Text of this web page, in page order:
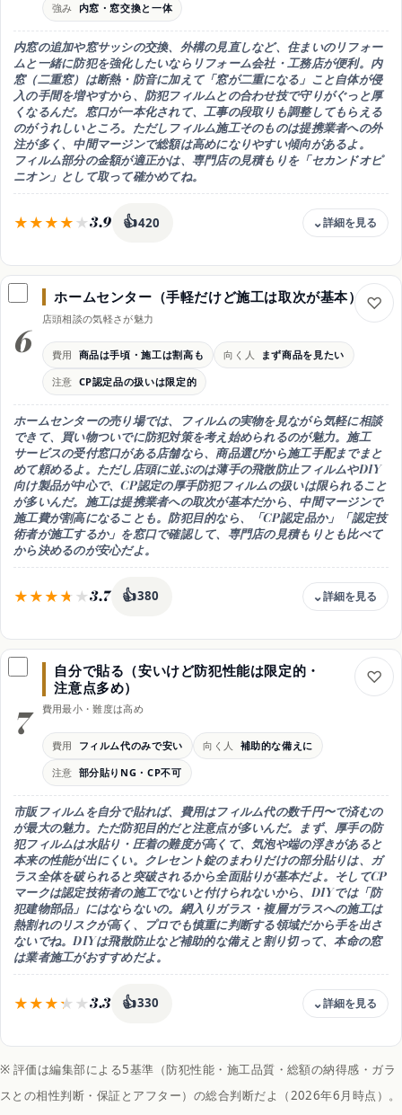
コツ
フィルム単体の価格は専門店と比較
向き
防犯をまるごと任せたい人
強み 内窓・窓交換と一体
内窓の追加や窓サッシの交換、外構の見直しなど、 住まいのリフォー
ムと一緒に防犯を強化したいならリフォーム会社・工務店が便利。内
窓（二重窓）は断熱・防音に加えて「窓が二重になる」こと自体が侵
入の手間を増やすから、防犯フィルムとの合わせ技で守りがぐっと厚
くなるんだ。窓口が一本化されて、工事の段取りも調整してもらえる
のがうれしいところ。ただしフィルム施工そのものは提携業者への外
注が多く、 中間マージンで総額は高めになりやすい傾向があるよ。
フィルム部分の金額が適正かは、専門店の見積もりを「セカンドオピ
ニオン」として取って確かめてね。
3.9 👍420
費用感
外注が多く高めになりやすい
強み
内窓・窓交換と一体の防犯設計
注意
フィルムの製品・施工者を確認
コツ
専門店見積もりで適正価格を確認
向き
断熱・防音も一緒に解決したい人
6
ホームセンター（手軽だけど施工は取次が基本）
店頭相談の気軽さが魅力
費用 商品は手頃・施工は割高も 向く人
まず商品を見たい
注意 CP認定品の扱いは限定的
ホームセンターの売り場では、フィルムの実物を見ながら気軽に相談
できて、 買い物ついでに防犯対策を考え始められるのが魅力。施工
サービスの受付窓口がある店舗なら、商品選びから施工手配までまと
めて頼めるよ。ただし店頭に並ぶのは薄手の飛散防止フィルムやDIY
向け製品が中心で、CP認定の厚手防犯フィルムの扱いは限られること
が多いんだ。施工は提携業者への取次が基本だから、中間マージンで
施工費が割高になることも。防犯目的なら、
「CP認定品か」「認定技
術者が施工するか」 を窓口で確認して、専門店の見積もりとも比べて
から決めるのが安心だよ。
3.7 👍380
費用感
商品は手頃・施工費は割高なことも
強み
実物を見られる・相談が気軽
注意
CP認定品の扱いは限られがち
施工者の資格と総額を確認
向き
まず商品を見てみたい人
7
自分で貼る（安いけど防犯性能は限定的・
注意点多め）
費用最小・難度は高め
費用 フィルム代のみで安い 向く人
補助的な備えに
注意 部分貼りNG・CP不可
市販フィルムを自分で貼れば、費用はフィルム代の数千円〜で済むの
が最大の魅力。ただ防犯目的だと注意点が多いんだ。まず、厚手の防
犯フィルムは水貼り・圧着の難度が高くて、 気泡や端の浮きがあると
本来の性能が出にくい。クレセント錠のまわりだけの部分貼りは、ガ
ラス全体を破られると突破されるから全面貼りが基本だよ。そしてCP
マークは認定技術者の施工でないと付けられないから、DIYでは「防
犯建物部品」にはならないの。網入りガラス・複層ガラスへの施工は
熱割れのリスクが高く、プロでも慎重に判断する領域だから手を出さ
ないでね。DIYは飛散防止など補助的な備えと割り切って、本命の窓
は業者施工がおすすめだよ。
3.3 👍330
費用感
部分貼りNG・CPマーク不可
※ 評価は編集部による5基準（防犯性能・施工品質・総額の納得感・ガラ
スとの相性判断・保証とアフター）の総合判断だよ（2026年6月時点）。